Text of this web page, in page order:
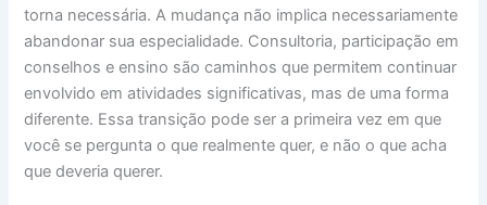
torna necessária. A mudança não implica necessariamente
abandonar sua especialidade. Consultoria, participação em
conselhos e ensino são caminhos que permitem continuar
envolvido em atividades significativas, mas de uma forma
diferente. Essa transição pode ser a primeira vez em que
você se pergunta o que realmente quer, e não o que acha
que deveria querer.